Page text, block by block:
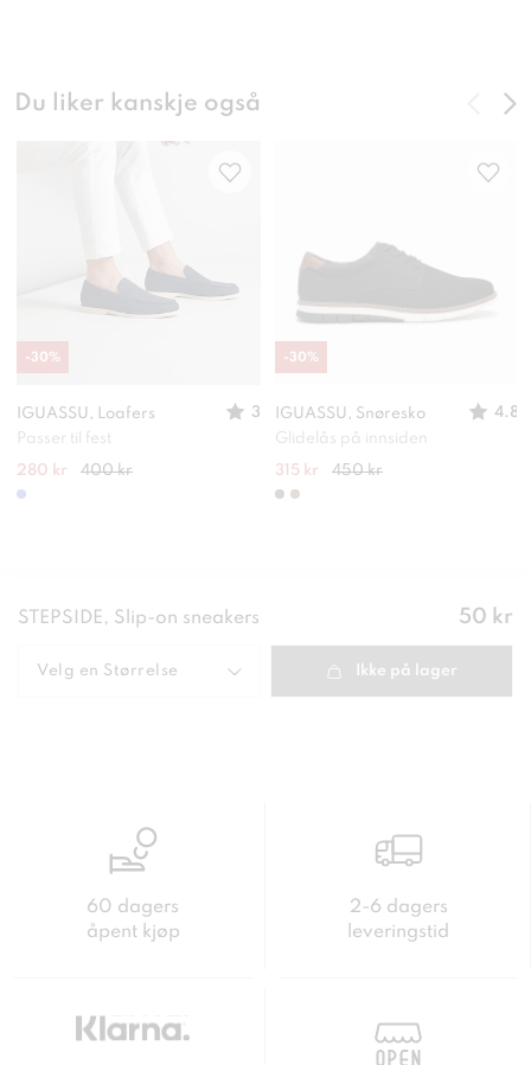
Du liker kanskje også
IGUASSU, Loafers
3
Passer til fest
280 kr 400 kr
-30%
IGUASSU, Snøresko
4.8
Glidelås på innsiden
315 kr 450 kr
-30%
STEPSIDE, Slip-on sneakers Pris:
50 kr
Velg en Størrelse Ikke på lager
60 dagers
åpent kjøp
2-6 dagers
leveringstid